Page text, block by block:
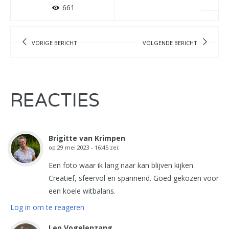
661
VORIGE BERICHT VOLGENDE BERICHT
REACTIES
Brigitte van Krimpen
op 29 mei 2023 - 16:45 zei:
Een foto waar ik lang naar kan blijven kijken.
Creatief, sfeervol en spannend. Goed gekozen voor
een koele witbalans.
Log in om te reageren